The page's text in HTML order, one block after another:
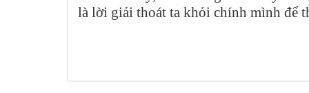
là lời giải thoát ta khỏi chính mình để